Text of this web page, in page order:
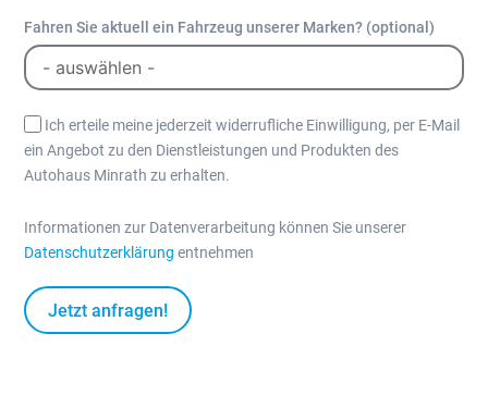
Fahren Sie aktuell ein Fahrzeug unserer Marken? (optional)
Ich erteile meine jederzeit widerrufliche Einwilligung, per E-Mail
ein Angebot zu den Dienstleistungen und Produkten des
Autohaus Minrath zu erhalten.
Informationen zur Datenverarbeitung können Sie unserer
Datenschutzerklärung entnehmen
Jetzt anfragen!